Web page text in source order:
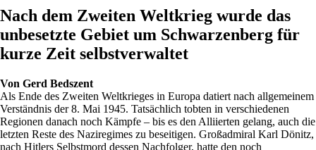
Nach dem Zweiten Weltkrieg wurde das
unbesetzte Gebiet um Schwarzenberg für
kurze Zeit selbstverwaltet
Von Gerd Bedszent
Als Ende des Zweiten Weltkrieges in Europa datiert nach allgemeinem
Verständnis der 8. Mai 1945. Tatsächlich tobten in verschiedenen
Regionen danach noch Kämpfe – bis es den Alliierten gelang, auch die
letzten Reste des Naziregimes zu beseitigen. Großadmiral Karl Dönitz,
nach Hitlers Selbstmord dessen Nachfolger, hatte den noch